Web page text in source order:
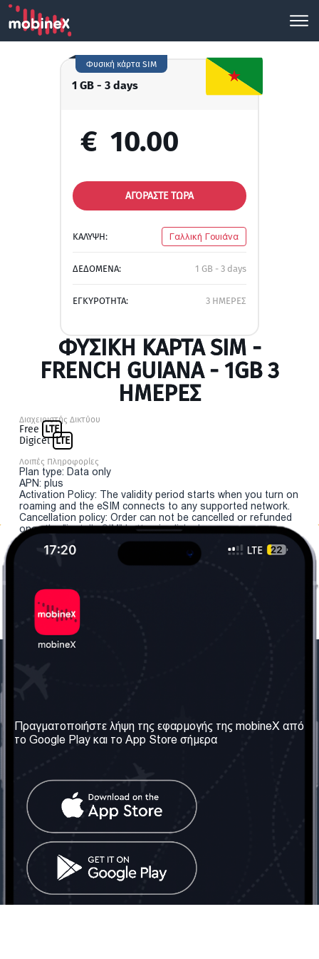
1 GB - 3 days
Φυσική κάρτα SIM
€ 10.00
ΑΓΟΡΑΣΤΕ ΤΩΡΑ
ΚΑΛΥΨΗ: Γαλλική Γουιάνα
ΔΕΔΟΜΕΝΑ: 1 GB - 3 days
ΕΓΚΥΡΟΤΗΤΑ: 3 ΗΜΕΡΕΣ
ΦΥΣΙΚΉ ΚΆΡΤΑ SIM -
FRENCH GUIANA - 1GB 3
ΗΜΕΡΕΣ
Διαχειριστής Δικτύου
Free LTE
Digicel LTE
Λοιπές Πληροφορίες
Plan type: Data only
APN: plus
Activation Policy: The validity period starts when you turn on
roaming and the eSIM connects to any supported network.
Cancellation policy: Order can not be cancelled or refunded
once the "install eSIM" button is clicked.
Σχετικά με εμάς
Οι Υπηρεσίες μας
Όροι & Προϋποθέσεις
Πολιτική Απορρήτου
Επικοινωνήστε μαζί μας
Ηνωμένο Βασίλειο: Λονδίνο
Τηλ: +442030340050
info@mobinex.com
Επικοινωνήστε μαζί μας
Κοινωνικά Δίκτυα
Πραγματοποιήστε λήψη της εφαρμογής της mobineX από
το Google Play και το App Store σήμερα